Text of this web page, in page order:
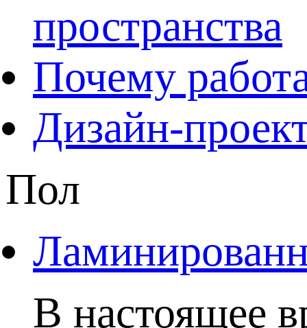
пространства
Почему
Дизайн-
Пол
В настоящее